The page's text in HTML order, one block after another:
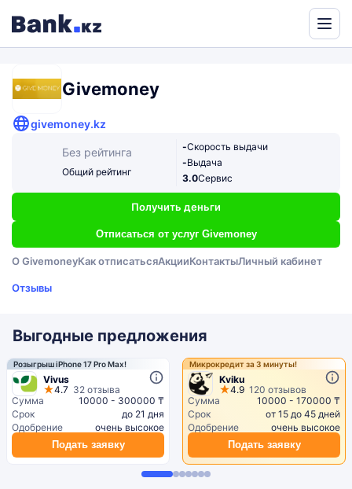
Givemoney
givemoney.kz
Без рейтинга
Общий рейтинг
-Скорость выдачи
-Выдача
3.0Сервис
Получить деньги
Отписаться от услуг Givemoney
О GivemoneyКак отписатьсяАкцииКонтактыЛичный кабинет
Отзывы
Выгодные предложения
Розыгрыш iPhone 17 Pro Max!
Vivus
4.7 32 отзыва
Сумма
10000 - 300000 ₸
Срок
до 21 дня
Одобрение
очень высокое
Подать заявку
Микрокредит за 3 минуты!
Kviku
4.9 120 отзывов
Сумма
10000 - 170000 ₸
Срок
от 15 до 45 дней
Одобрение
очень высокое
Подать заявку